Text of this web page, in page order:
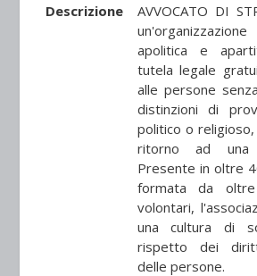
Descrizione
AVVOCATO DI
apolitica e
tutela legale
alle persone
distinzioni di
politico o
ritorno ad una
Presente in oltre
formata da
volontari,
una cultura di
rispetto dei
delle persone.